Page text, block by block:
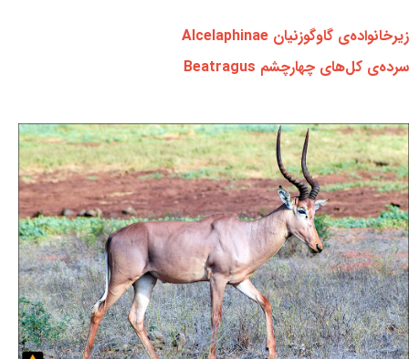
زیرخانواده‌ی گاوگوزنیان Alcelaphinae
سرده‌ی کل‌های چهارچشم Beatragus